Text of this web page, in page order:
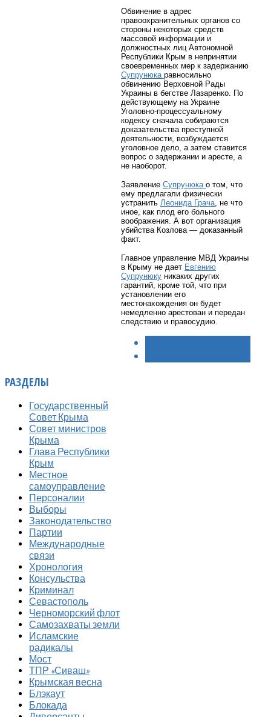
Обвинение в адрес
правоохранительных органов со
стороны некоторых средств
массовой информации и
должностных лиц Автономной
Республики Крым в непринятии
своевременных мер к задержанию
Супрунюка равносильно
обвинению Верховной Рады
Украины в бегстве Лазаренко. По
действующему на Украине
Уголовно-процессуальному
кодексу сначала собираются
доказательства преступной
деятельности, возбуждается
уголовное дело, а затем ставится
вопрос о задержании и аресте, а
не наоборот.
Заявление Супрунюка о том, что
ему предлагали физически
устранить Леонида Грача , не что
иное, как плод его больного
воображения. А вот организация
убийства Козлова — доказанный
факт.
Главное управление МВД Украины
в Крыму не дает Евгению
Супрунюку никаких других
гарантий, кроме той, что при
установлении его
местонахождения он будет
немедленно арестован и передан
следствию и правосудию.
РАЗДЕЛЫ
Государственный
Совет Крыма
Совет министров
Крыма
Глава Республики
Крым
Местное
самоуправление
Персоналии
Выборы
Законодательство
Партии
Международные
связи
Хронология
Консульства
Криминал
Севастополь
Черноморский флот
Самозахваты земли
Исламские
радикалы
Мост
ТПР «Сиваш»
Крымская весна
Блэкаут
Блокада